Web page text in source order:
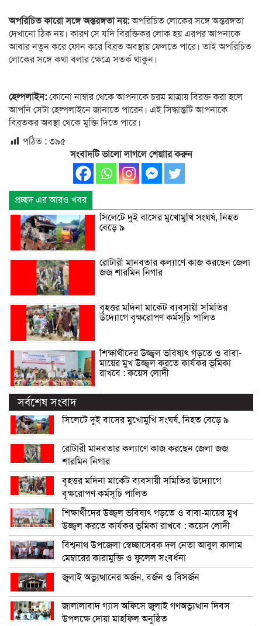
অপরিচিত কারো সঙ্গে অন্তরঙ্গতা নয়:অপরিচিত লোকের সঙ্গে অন্তরঙ্গতা
দেখানো ঠিক নয়। কারণ সে যদি বিরক্তিকর লোক হয় এরপর আপনাকে
আবার নতুন করে ফোন করে বিব্রত অবস্থায় ফেলতে পারে। তাই অপরিচিত
লোকের সঙ্গে কথা বলার ক্ষেত্রে সতর্ক থাকুন।
হেল্পলাইন: কোনো নাম্বার থেকে আপনাকে চরম মাত্রায় বিরক্ত করা হলে
আপনি সেটা হেল্পলাইনে জানাতে পারেন। এই সিদ্ধান্তটি আপনাকে
বিব্রতকর অবস্থা থেকে মুক্তি দিতে পারে।
পঠিত : ৩৯৫
সংবাদটি ভালো লাগলে শেয়াার করুন
প্রচ্ছদ এর আরও খবর
সিলেটে দুই বাসের মুখোমুখি সংঘর্ষ, নিহত
বেড়ে ৯
রোটারী মানবতার কল্যাণে কাজ করছেন জেলা
জজ শারমিন নিগার
বৃহত্তর মদিনা মার্কেট ব্যবসায়ী সমিতির
উদ্যোগে বৃক্ষরোপণ কর্মসূচি পালিত
শিক্ষার্থীদের উজ্জ্বল ভবিষ্যৎ গড়তে ও বাবা-
মায়ের মুখ উজ্জ্বল করতে কার্যকর ভূমিকা
রাখবে : কয়েস লোদী
সর্বশেষ সংবাদ
সিলেটে দুই বাসের মুখোমুখি সংঘর্ষ, নিহত বেড়ে ৯
রোটারী মানবতার কল্যাণে কাজ করছেন জেলা জজ
শারমিন নিগার
বৃহত্তর মদিনা মার্কেট ব্যবসায়ী সমিতির উদ্যোগে
বৃক্ষরোপণ কর্মসূচি পালিত
শিক্ষার্থীদের উজ্জ্বল ভবিষ্যৎ গড়তে ও বাবা-মায়ের মুখ
উজ্জ্বল করতে কার্যকর ভূমিকা রাখবে : কয়েস লোদী
বিশ্বনাথ উপজেলা স্বেচ্ছাসেবক দল নেতা আবুল কালাম
মেম্বারের কারামুক্তি ও ফুলেল সংবর্ধনা
জুলাই অভ্যুত্থানের অর্জন, বর্জন ও বিসর্জন
জালালাবাদ গ্যাস অফিসে জুলাই গণঅভ্যুত্থান দিবস
উপলক্ষে দোয়া মাহফিল অনুষ্ঠিত